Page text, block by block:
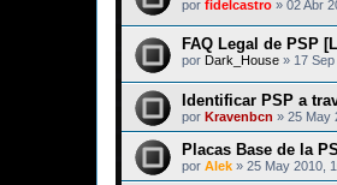
por fidelcastro » 02 Abr
FAQ Legal de PSP
por Dark_House » 17
Identificar PSP a
por Kravenbcn » 25 May
Placas Base de la
por Alek » 25 May 2010,